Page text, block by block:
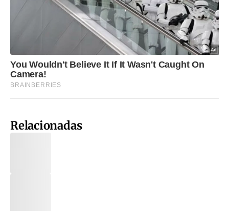
Relacionadas